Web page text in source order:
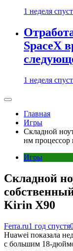
1 неделя
SpaceX
1 неделя
Главная
Игры
Складной
нм
Игры
Складной
Kirin X90
Ferra.ru1 год спустя
Huawei показала
с большим 18-